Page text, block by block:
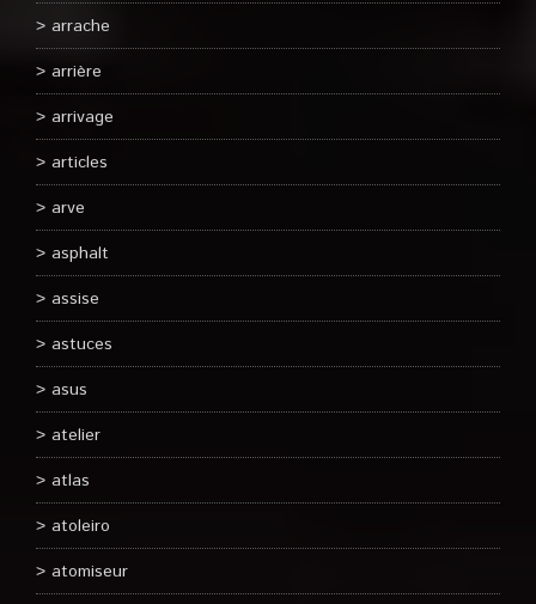
arrache
arrière
arrivage
articles
arve
asphalt
assise
astuces
asus
atelier
atlas
atoleiro
atomiseur